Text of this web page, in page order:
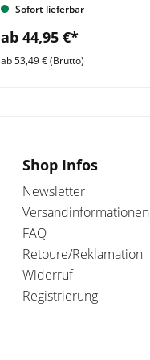
Sofort lieferbar
ab 44,95 €*
ab 53,49 € (Brutto)
Shop Infos
Newsletter
Versandinformationen
FAQ
Retoure/Reklamation
Widerruf
Registrierung